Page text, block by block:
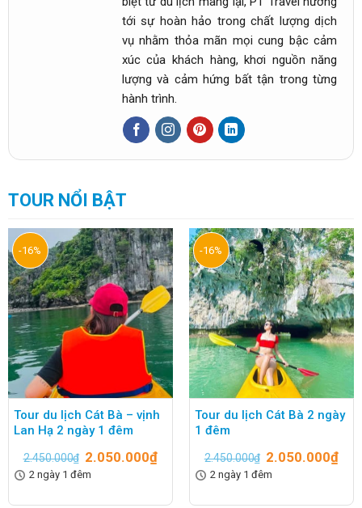
tới sự hoàn hảo trong chất lượng dịch
vụ nhằm thỏa mãn mọi cung bậc cảm
xúc của khách hàng, khơi nguồn năng
lượng và cảm hứng bất tận trong từng
hành trình.
TOUR NỔI BẬT
-16%
Tour du lịch Cát Bà – vịnh
Lan Hạ 2 ngày 1 đêm
2.450.000₫ 2.050.000₫
2 ngày 1 đêm
-16%
Tour du lịch Cát Bà 2 ngày
1 đêm
2.450.000₫ 2.050.000₫
2 ngày 1 đêm